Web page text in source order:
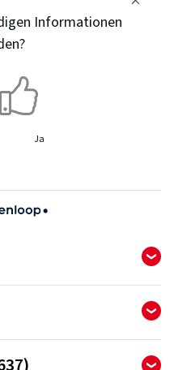
Informationen
Ja
legt die
Nasshaftung